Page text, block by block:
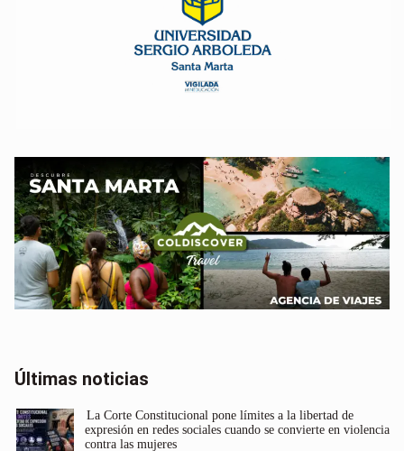
Últimas noticias
La Corte Constitucional pone límites a la libertad de
expresión en redes sociales cuando se convierte en violencia
contra las mujeres